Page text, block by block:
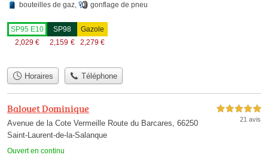
bouteilles de gaz, gonflage de pneu
SP95 E10
2,029 €
SP98
2,159 €
Gazole
2,279 €
Horaires Téléphone
Balouet Dominique
Avenue de la Cote Vermeille Route du Barcares, 66250
Saint-Laurent-de-la-Salanque
Ouvert en continu
5,0 étoiles sur 5
21 avis